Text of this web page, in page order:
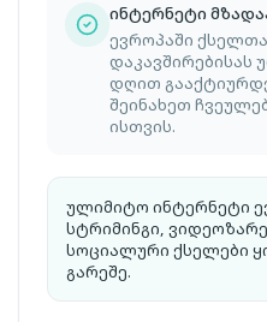
ინტერნეტი
ევროპაში
დაკავშირებისას
დღით
შეინახეთ
ისთვის.
ულიმიტო ინტერნეტი
სტრიმინგი,
სოციალური ქსელები
გარეშე.